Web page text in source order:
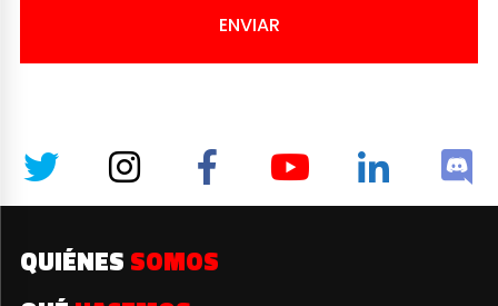
ENVIAR
QUIÉNES SOMOS